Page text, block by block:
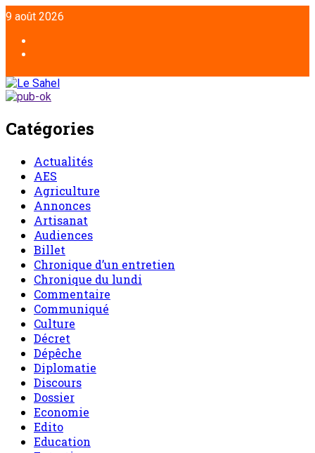
9 août 2026
Catégories
Actualités
AES
Agriculture
Annonces
Artisanat
Audiences
Billet
Chronique d’un entretien
Chronique du lundi
Commentaire
Communiqué
Culture
Décret
Dépêche
Diplomatie
Discours
Dossier
Economie
Edito
Education